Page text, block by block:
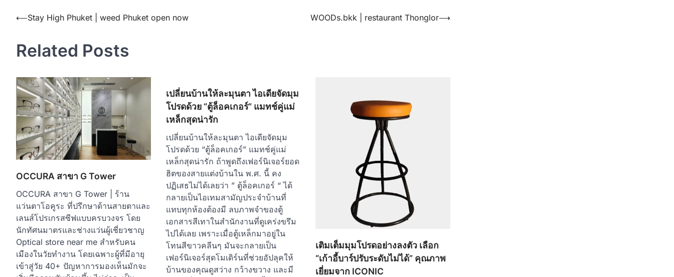
Post
⟵Stay High Phuket | weed Phuket open now WOODs.bkk | restaurant Thonglor⟶
Related Posts
OCCURA สาขา G Tower
OCCURA สาขา G Tower | ร้าน
แว่นตาโอคูระ ที่ปรึกษาด้านสายตาและ
เลนส์โปรเกรสซีฟแบบครบวงจร โดย
นักทัศนมาตรและช่างแว่นผู้เชี่ยวชาญ
Optical store near me สำหรับคน
เมืองในวัยทำงาน โดยเฉพาะผู้ที่มีอายุ
เข้าสู่วัย 40+ ปัญหาการมองเห็นมักจะ
เปลี่ยนบ้านให้ละมุนตา ไอเดียจัดมุม
โปรดด้วย “ตู้ล็อคเกอร์” แมทช์คู่แม่
เหล็กสุดน่ารัก
เปลี่ยนบ้านให้ละมุนตา ไอเดียจัดมุม
โปรดด้วย “ตู้ล็อคเกอร์” แมทช์คู่แม่
เหล็กสุดน่ารัก ถ้าพูดถึงเฟอร์นิเจอร์ยอด
ฮิตของสายแต่งบ้านใน พ.ศ. นี้ คง
ปฏิเสธไม่ได้เลยว่า ” ตู้ล็อคเกอร์ “ ได้
กลายเป็นไอเทมสามัญประจำบ้านที่
แทบทุกห้องต้องมี ลบภาพจำของตู้
เอกสารสีเทาในสำนักงานที่ดูเคร่งขรึม
ไปได้เลย เพราะเมื่อตู้เหล็กมาอยู่ใน
โทนสีขาวคลีนๆ มันจะกลายเป็น
เฟอร์นิเจอร์สุดโมเดิร์นที่ช่วยอัปลุคให้
บ้านของคุณดูสว่าง กว้างขวาง และมี
เติมเต็มมุมโปรดอย่างลงตัว เลือก
“เก้าอี้บาร์ปรับระดับไม่ได้” คุณภาพ
เยี่ยมจาก ICONIC